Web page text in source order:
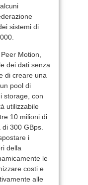
sistemi di
Motion,
dei dati senza
di creare una
pool di
storage, con
utilizzabile
10 milioni di
300 GBps.
i
della
le
costi e
alle